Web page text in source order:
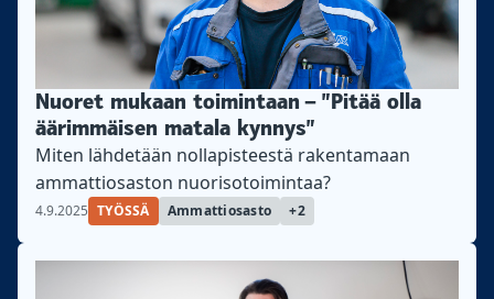
Nuoret mukaan toimintaan – ”Pitää olla
äärimmäisen matala kynnys”
Miten lähdetään nollapisteestä rakentamaan
ammattiosaston nuorisotoimintaa?
4.9.2025 TYÖSSÄ Ammattiosasto +2